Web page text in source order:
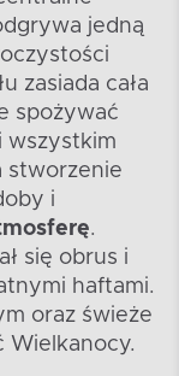
jedną
zasiada cała
spożywać
wszystkim
stworzenie
i
.
się obrus i
haftami.
oraz świeże
Wielkanocy.